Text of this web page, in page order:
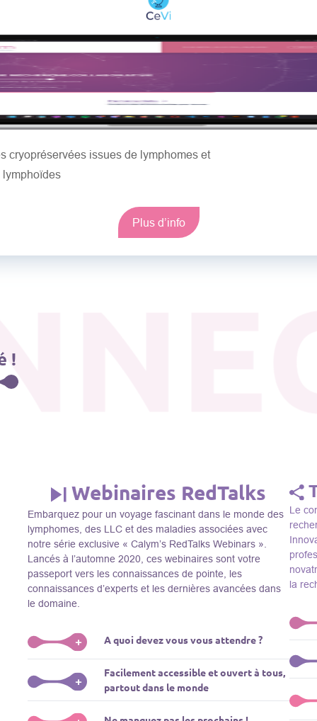
cryopréservées issues de lymphomes et
lymphoïdes
Plus d’info
!
Webinaires RedTalks
Embarquez pour un voyage fascinant dans le monde des
lymphomes, des LLC et des maladies associées avec
notre série exclusive « Calym’s RedTalks Webinars ».
Lancés à l’automne 2020, ces webinaires sont votre
passeport vers les connaissances de pointe, les
connaissances d’experts et les dernières avancées dans
le domaine.
+ A quoi devez vous vous attendre ?
Plongez-vous dans un monde de l’éducation que nous
apportons des experts de renom comme L. Pasqualucci,
+
Facilement accessible et ouvert à tous,
partout dans le monde
Le
la
Le
dans
Le